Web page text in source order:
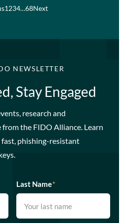
1234…68Next
NEWSLETTER
Stay Engaged
research and
the FIDO Alliance. Learn
phishing-resistant
Last Name*